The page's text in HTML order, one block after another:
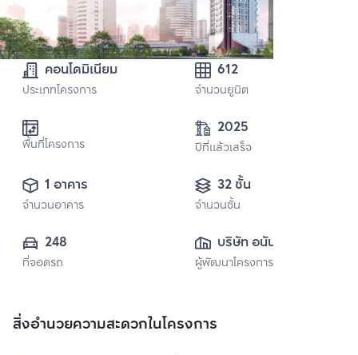
คอนโดมิเนียม
ประเภทโครงการ
612
จำนวนยูนิต
พื้นที่โครงการ
2025
ปีที่แล้วเสร็จ
1 อาคาร
จำนวนอาคาร
32 ชั้น
จำนวนชั้น
248
ที่จอดรถ
บริษัท อนันดา ดี
เวลลอปเมนท์ จำกัด
ผู้พัฒนาโครงการ
สิ่งอำนวยความสะดวกในโครงการ